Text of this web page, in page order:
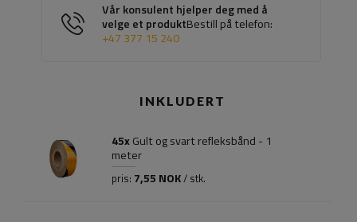
Vår konsulent hjelper deg med å
velge et produktBestill på telefon:
+47 377 15 240
INKLUDERT
45xGult og svart refleksbånd - 1
meter
pris: 7,55 NOK/ stk.